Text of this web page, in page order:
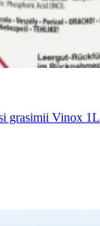
grasimii Vinox 1L